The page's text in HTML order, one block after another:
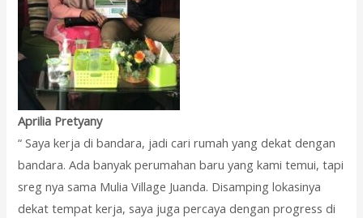
Aprilia Pretyany
“ Saya kerja di bandara, jadi cari rumah yang dekat dengan
bandara. Ada banyak perumahan baru yang kami temui, tapi
sreg nya sama Mulia Village Juanda. Disamping lokasinya
dekat tempat kerja, saya juga percaya dengan progress di